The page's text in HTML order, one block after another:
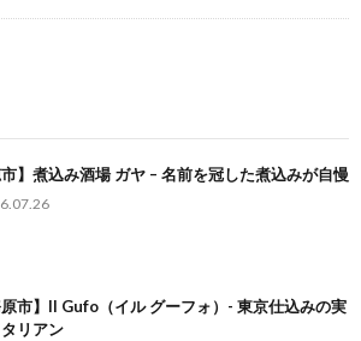
市】煮込み酒場 ガヤ – 名前を冠した煮込みが自慢
原市】Il Gufo（イル グーフォ）- 東京仕込みの実
リアン